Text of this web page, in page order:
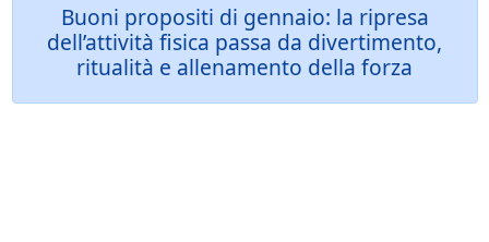
Buoni propositi di gennaio: la ripresa
dell’attività fisica passa da divertimento,
ritualità e allenamento della forza